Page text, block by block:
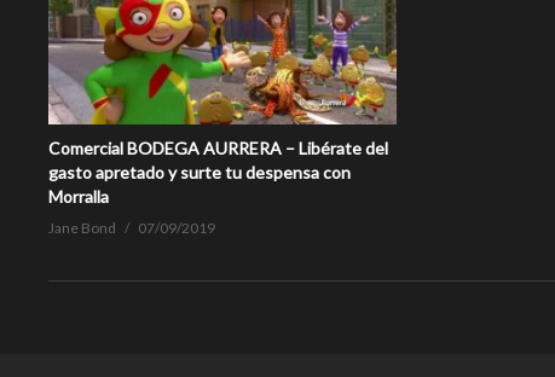
Comercial BODEGA AURRERA – Libérate del
gasto apretado y surte tu despensa con
Morralla
Jane Bond 07/09/2019